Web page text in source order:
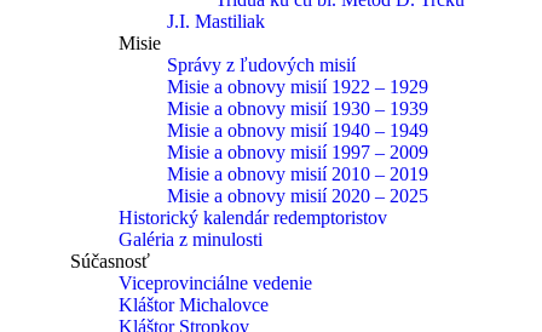
J.I. Mastiliak
Misie
Správy z ľudových misií
Misie a obnovy misií 1922 – 1929
Misie a obnovy misií 1930 – 1939
Misie a obnovy misií 1940 – 1949
Misie a obnovy misií 1997 – 2009
Misie a obnovy misií 2010 – 2019
Misie a obnovy misií 2020 – 2025
Historický kalendár redemptoristov
Galéria z minulosti
Súčasnosť
Viceprovinciálne vedenie
Kláštor Michalovce
Kláštor Stropkov